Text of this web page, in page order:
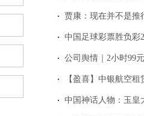
中国足球彩票胜负彩
中国神话人物：玉皇